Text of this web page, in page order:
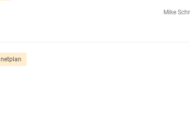
Mike
netplan